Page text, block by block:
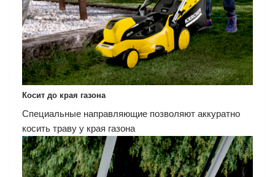
Косит до края газона
Специальные направляющие позволяют аккуратно
косить траву у края газона